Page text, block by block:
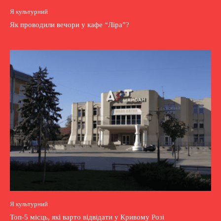
Я культурний
Як проводили вечори у кафе “Ліра”?
Я культурний
Топ-5 місць, які варто відвідати у Кривому Розі